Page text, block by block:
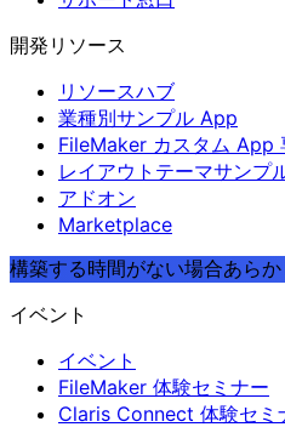
開発リソース
リソースハブ
業種別サンプル App
FileMaker カスタム App
レイアウトテーマサンプ
アドオン
Marketplace
構築する時間がない場合あら
イベント
イベント
FileMaker 体験セミナー
Claris Connect 体験セミ